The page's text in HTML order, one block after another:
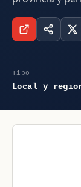
Tipo
Local y